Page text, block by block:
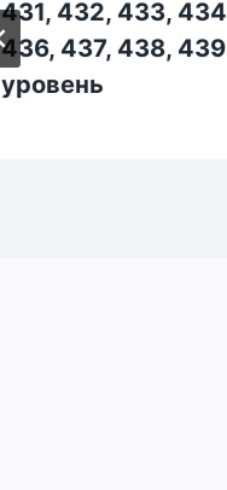
431, 432, 433,
436, 437, 438,
уровень